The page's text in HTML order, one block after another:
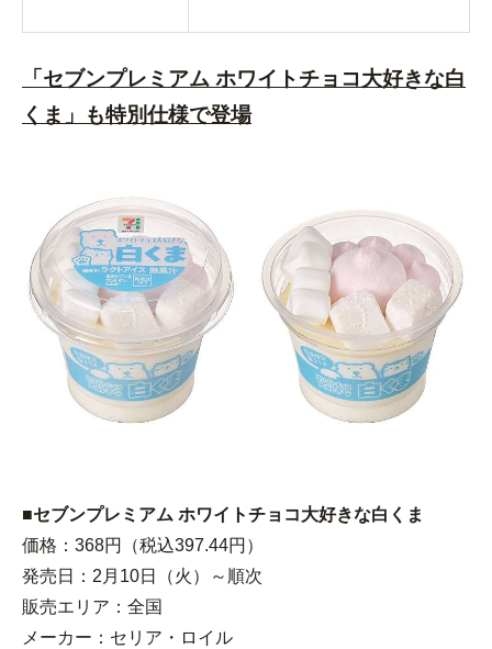
「セブンプレミアム ホワイトチョコ大好きな白
くま」も特別仕様で登場
■セブンプレミアム ホワイトチョコ大好きな白くま
価格：368円（税込397.44円）
発売日：2月10日（火）～順次
販売エリア：全国
メーカー：セリア・ロイル